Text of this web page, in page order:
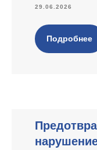
29.06.2026
Подробнее